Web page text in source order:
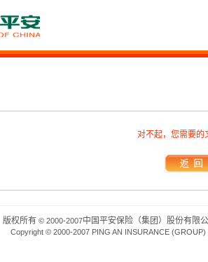
对不起，您需要的
版权所有 © 2000-2007中国平安保险（集团）股份有限
Copyright © 2000-2007 PING AN INSURANCE